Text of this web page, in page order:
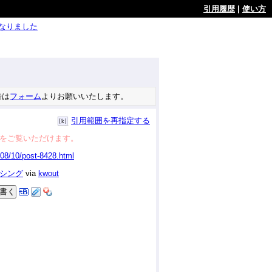
引用履歴
使い方
りました
フォーム よりお願いいたします。
引用範囲を再指定する
ご覧いただけます。
ング via kwout